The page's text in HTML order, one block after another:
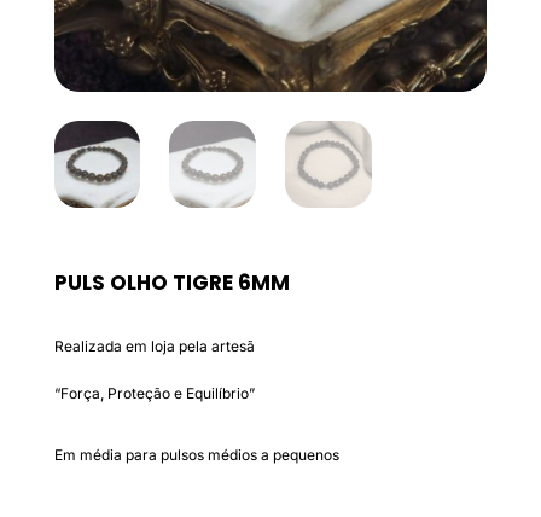
PULS OLHO TIGRE 6MM
Realizada em loja pela artesã
“Força, Proteção e Equilíbrio”
Em média para pulsos médios a pequenos